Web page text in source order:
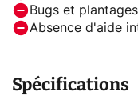
Bugs et
Absence d'aide
Spécifications